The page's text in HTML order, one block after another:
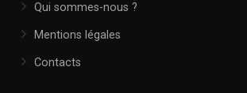
Qui sommes-nous ?
Mentions légales
Contacts